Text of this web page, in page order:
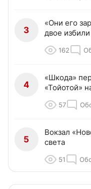
3
«Они его
двое
162
4
«Шкода»
«Тойотой»
57
5
Вокзал
света
51